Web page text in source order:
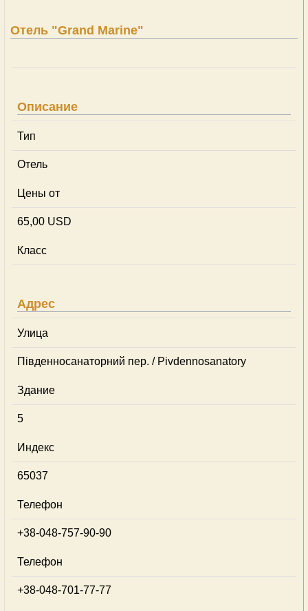
Отель "Grand Marine"
Описание
Тип
Отель
Цены от
65,00 USD
Класс
Адрес
Улица
Південносанаторний пер. / Pivdennosanatory
Здание
5
Индекс
65037
Телефон
+38-048-757-90-90
Телефон
+38-048-701-77-77